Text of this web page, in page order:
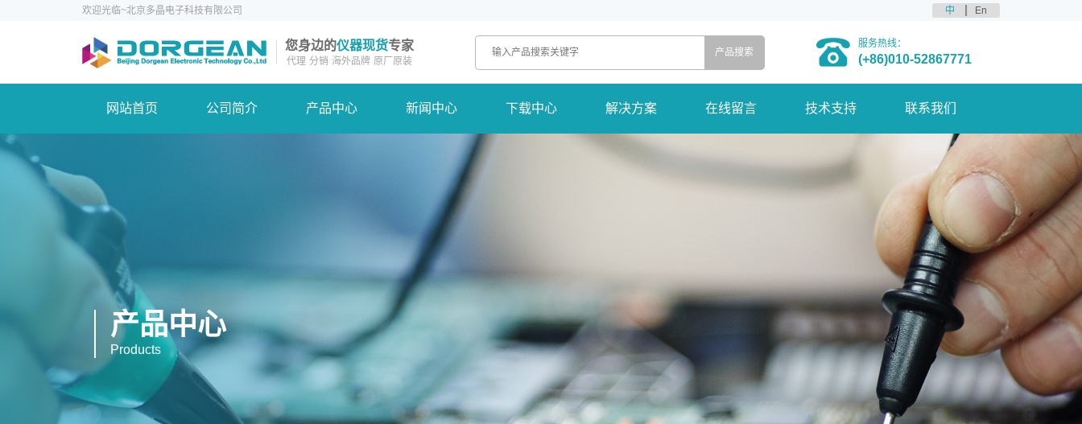
欢迎光临~北京多晶电子科技有限公司 中 En
您身边的仪器现货专家
代理 分销 海外品牌 原厂原装
服务热线：
(+86)010-52867771
网站首页 公司简介 产品中心 新闻中心 下载中心 解决方案 在线留言 技术支持 联系我们
产品中心
Products